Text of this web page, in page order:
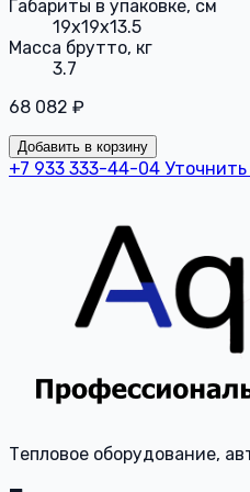
Габариты в упаковке, см
19x19x13.5
Масса брутто, кг
3.7
68 082 ₽
Добавить в корзину
+7 933 333-44-04 Уточнить
Тепловое оборудование,